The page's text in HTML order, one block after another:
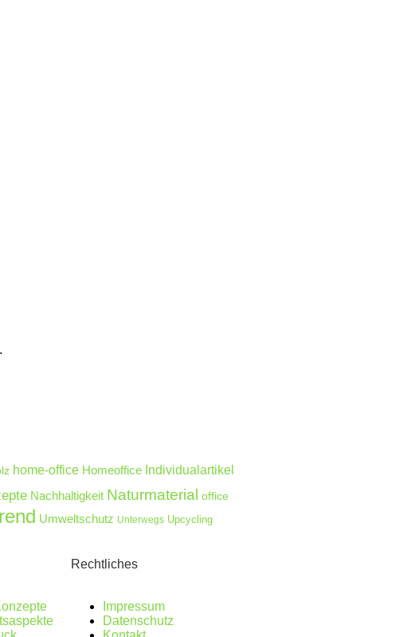
home-office Homeoffice Individualartikel
Nachhaltigkeit Naturmaterial office
Umweltschutz Unterwegs Upcycling
Rechtliches
Impressum
Datenschutz